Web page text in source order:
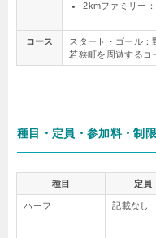
2kmファミリー
コース
スタート・ゴール：
若狭町を周遊するコ
種目・定員・参加料・制
種目 定員
ハーフ
記載なし